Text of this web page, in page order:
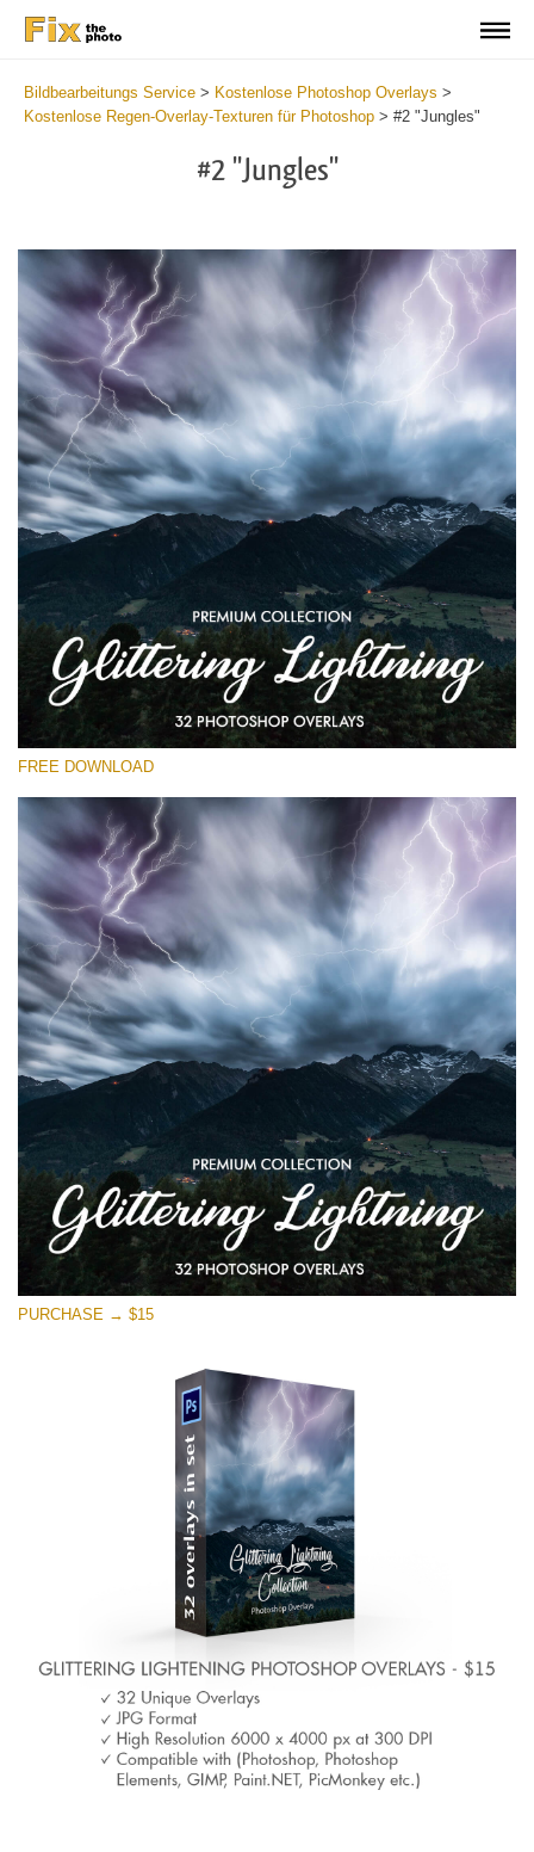
Bildbearbeitungs Service > Kostenlose Photoshop Overlays >
Kostenlose Regen-Overlay-Texturen für Photoshop > #2 "Jungles"
#2 "Jungles"
Free Photoshop Overlay
Small 800*533px
Glittering Lightning
(32 Overlays)
Entire Collection
(1783 Overlays)
Large 6000*4000px
Kostenloser Download
FREE DOWNLOAD
PURCHASE → $15